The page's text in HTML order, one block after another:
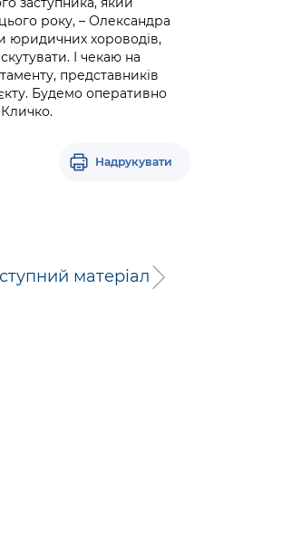
року, – Олександра
юридичних хороводів,
І чекаю на
представників
Будемо оперативно
Надрукувати
матеріал